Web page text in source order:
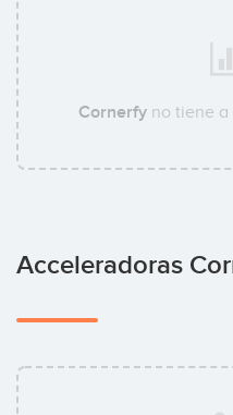
Cornerfy no tiene a
Acceleradoras